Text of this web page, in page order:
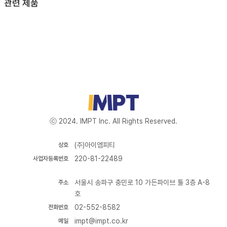
관련 제품
ⓒ 2024. IMPT Inc. All Rights Reserved.
(주)아이엠피티
상호
사업자등록번호
220-81-22489
주소
서울시 송파구 충민로 10 가든파이브 툴 3층 A-8
호
전화번호 02-552-8582
메일 impt@impt.co.kr